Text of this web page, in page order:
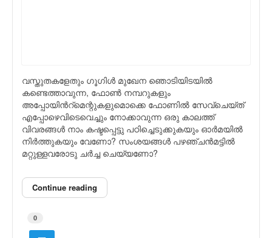
വസ്തുതകളേതും ഗൂഗിള്‍ മുഖേന ഞൊടിയിടയില്‍
കണ്ടെത്താവുന്ന, ഫോണ്‍ നമ്പറുകളും
അപ്പോയിന്‍റ്മെന്റുകളുമൊക്കെ ഫോണില്‍ സേവ്ചെയ്ത്
എപ്പോഴെവിടെവെച്ചും നോക്കാവുന്ന ഒരു കാലത്ത്
വിവരങ്ങള്‍ നാം കഷ്ടപ്പെട്ടു പഠിച്ചെടുക്കുകയും ഓര്‍മയില്‍
നിര്‍ത്തുകയും വേണോ? സംശയങ്ങള്‍ പഴഞ്ചന്‍മട്ടില്‍
മറ്റുള്ളവരോടു ചര്‍ച്ച ചെയ്യണോ?
Continue reading
0